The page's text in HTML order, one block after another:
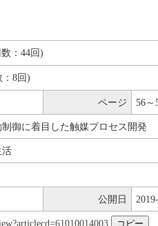
：44回)
8回)
ページ 56～
御に着目した触媒プロセス開発
活
公開日